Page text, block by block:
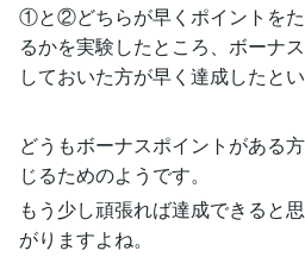
①と②どちらが早くポイントを
るかを実験したところ、ボーナ
しておいた方が早く達成したとい
どうもボーナスポイントがある
じるためのようです。
もう少し頑張れば達成できると
がりますよね。